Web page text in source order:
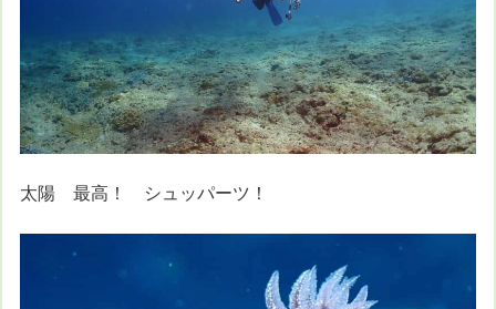
太陽 最高！ シュッパーツ！